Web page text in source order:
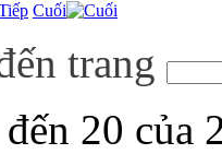
Cuối
trang
20 của